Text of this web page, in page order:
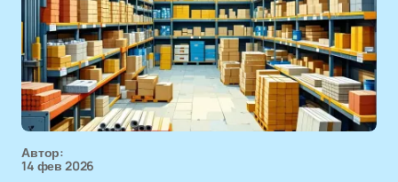
Автор:
14 фев 2026